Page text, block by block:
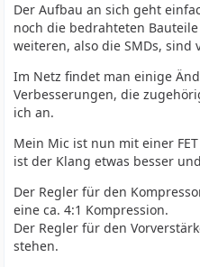
Der Aufbau an sich geht
noch die bedrahteten
weiteren, also die SMDs, sind
Im Netz findet man einige
Verbesserungen, die
ich an.
Mein Mic ist nun mit einer
ist der Klang etwas besser
Der Regler für den
eine ca. 4:1 Kompression.
Der Regler für den
stehen.